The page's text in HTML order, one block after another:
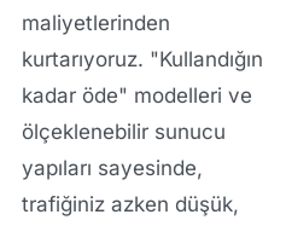
maliyetlerinden
kurtarıyoruz. "Kullandığın
kadar öde" modelleri ve
ölçeklenebilir sunucu
yapıları sayesinde,
trafiğiniz azken düşük,